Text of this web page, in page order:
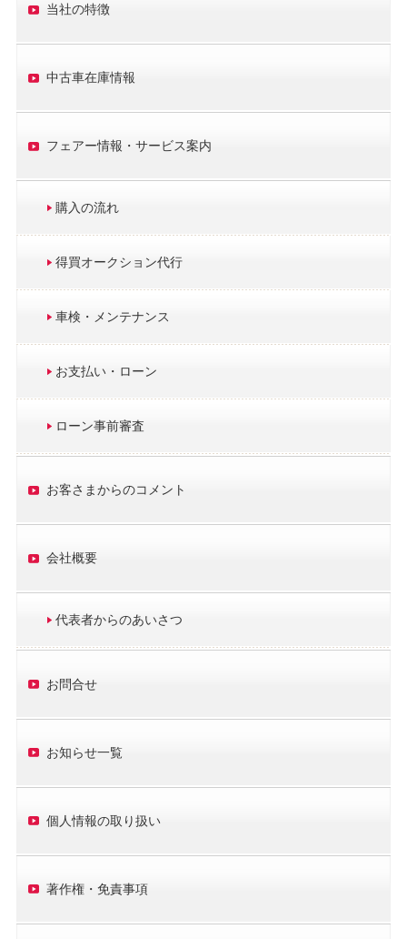
当社の特徴
中古車在庫情報
フェアー情報・サービス案内
購入の流れ
得買オークション代行
車検・メンテナンス
お支払い・ローン
ローン事前審査
お客さまからのコメント
会社概要
代表者からのあいさつ
お問合せ
お知らせ一覧
個人情報の取り扱い
著作権・免責事項